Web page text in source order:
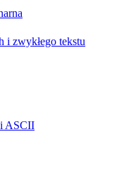
i zwykłego tekstu
i ASCII